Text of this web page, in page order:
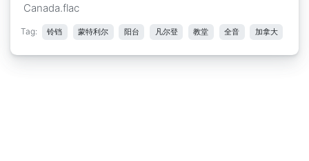
Canada.flac
Tag: 铃铛 蒙特利尔 阳台 凡尔登 教堂 全音 加拿大